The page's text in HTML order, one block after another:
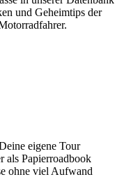
und Geheimtips der
eigene Tour
als Papierroadbook
ohne viel Aufwand